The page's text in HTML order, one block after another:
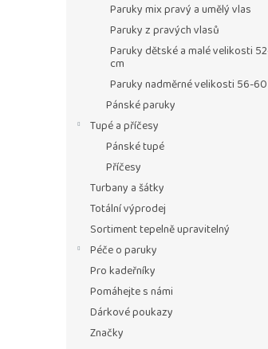
Paruky mix pravý a umělý vlas
Paruky z pravých vlasů
Paruky dětské a malé velikosti
cm
Paruky nadměrné velikosti 56-
Pánské paruky
Tupé a příčesy
Pánské tupé
Příčesy
Turbany a šátky
Totální výprodej
Sortiment tepelně upravitelný
Péče o paruky
Pro kadeřníky
Pomáhejte s námi
Dárkové poukazy
Značky